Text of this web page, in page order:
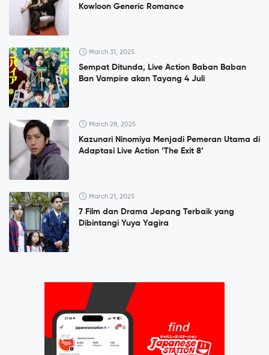
Kowloon Generic Romance
March 31, 2025
Sempat Ditunda, Live Action Baban Baban
Ban Vampire akan Tayang 4 Juli
March 28, 2025
Kazunari Ninomiya Menjadi Pemeran Utama di
Adaptasi Live Action ‘The Exit 8’
March 21, 2025
7 Film dan Drama Jepang Terbaik yang
Dibintangi Yuya Yagira